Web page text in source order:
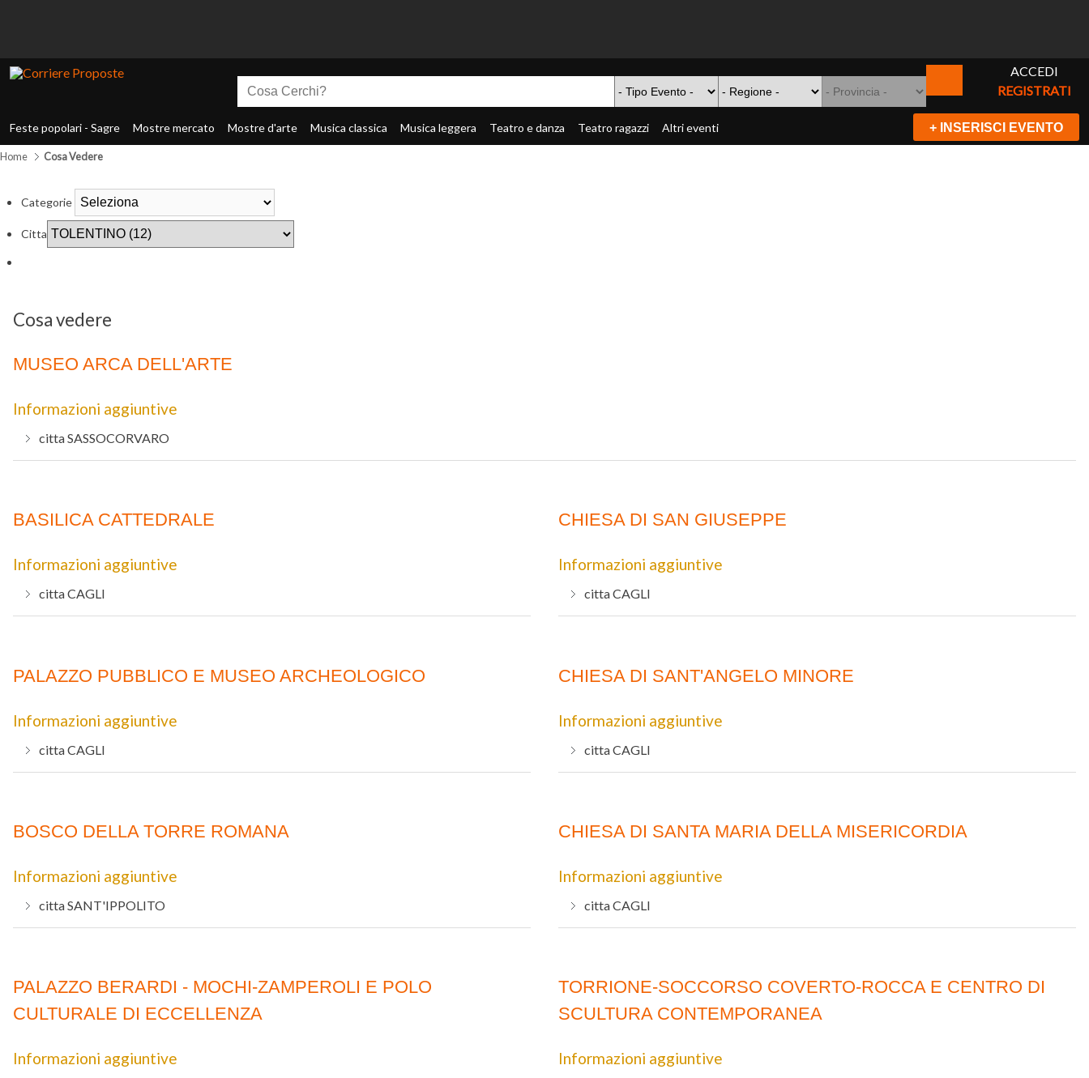
ACCEDI
REGISTRATI
Feste popolari - Sagre Mostre mercato Mostre d'arte Musica classica Musica leggera Teatro e danza Teatro ragazzi Altri eventi + INSERISCI EVENTO
Home Cosa Vedere
Categorie
Citta
Cosa vedere
MUSEO ARCA DELL'ARTE
Informazioni aggiuntive
cittaSASSOCORVARO
BASILICA CATTEDRALE
Informazioni aggiuntive
cittaCAGLI
CHIESA DI SAN GIUSEPPE
Informazioni aggiuntive
cittaCAGLI
PALAZZO PUBBLICO E MUSEO ARCHEOLOGICO
Informazioni aggiuntive
cittaCAGLI
CHIESA DI SANT'ANGELO MINORE
Informazioni aggiuntive
cittaCAGLI
BOSCO DELLA TORRE ROMANA
Informazioni aggiuntive
cittaSANT'IPPOLITO
CHIESA DI SANTA MARIA DELLA MISERICORDIA
Informazioni aggiuntive
cittaCAGLI
PALAZZO BERARDI - MOCHI-ZAMPEROLI E POLO
CULTURALE DI ECCELLENZA
Informazioni aggiuntive
TORRIONE-SOCCORSO COVERTO-ROCCA E CENTRO DI
SCULTURA CONTEMPORANEA
Informazioni aggiuntive